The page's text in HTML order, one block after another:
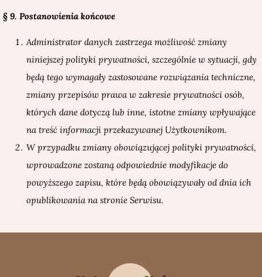
§ 9. Postanowienia końcowe
Administrator danych zastrzega możliwość zmiany
niniejszej polityki prywatności, szczególnie w sytuacji, gdy
będą tego wymagały zastosowane rozwiązania techniczne,
zmiany przepisów prawa w zakresie prywatności osób,
których dane dotyczą lub inne, istotne zmiany wpływające
na treść informacji przekazywanej Użytkownikom.
W przypadku zmiany obowiązującej polityki prywatności,
wprowadzone zostaną odpowiednie modyfikacje do
powyższego zapisu, które będą obowiązywały od dnia ich
opublikowania na stronie Serwisu.